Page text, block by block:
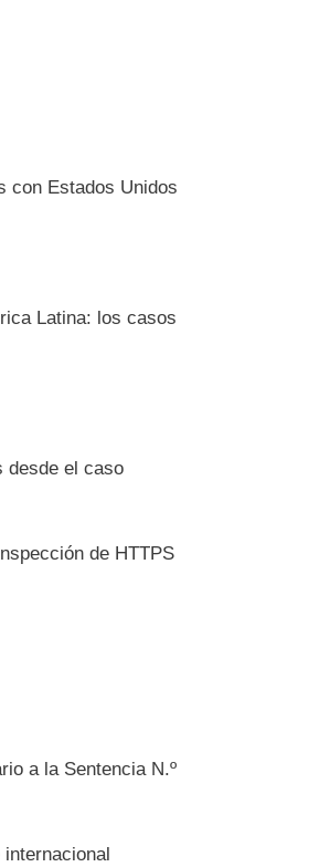
con Estados Unidos
Latina: los casos
desde el caso
de HTTPS
a la Sentencia N.º